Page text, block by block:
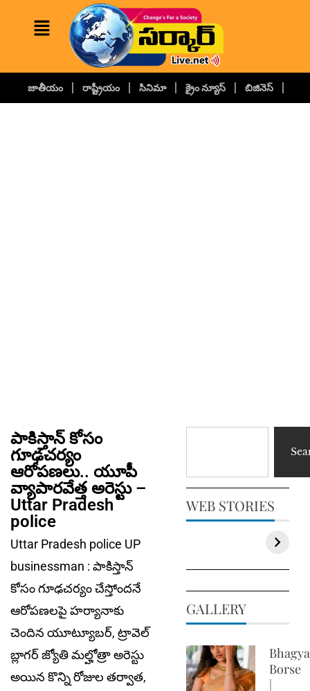
జాతీయం రాష్ట్రీయం సినిమా క్రైం న్యూస్ బిజినెస్
పాకిస్తాన్ కోసం
గూఢచర్యం
ఆరోపణలు.. యూపీ
వ్యాపారవేత్త అరెస్టు –
Uttar Pradesh
police
Uttar Pradesh police UP
businessman : పాకిస్తాన్
కోసం గూఢచర్యం చేస్తోంద‌నే
ఆరోపణలపై హర్యానాకు
చెందిన యూట్యూబర్, ట్రావెల్
బ్లాగర్ జ్యోతి మల్హోత్రా అరెస్టు
అయిన కొన్ని రోజుల తర్వాత,
WEB STORIES
GALLERY
Borse
|